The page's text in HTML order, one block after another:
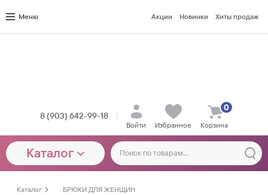
Меню Акции Новинки Хиты продаж
8 (903) 642-99-18
Войти Избранное Корзина
0
Каталог
Каталог БРЮКИ ДЛЯ ЖЕНЩИН